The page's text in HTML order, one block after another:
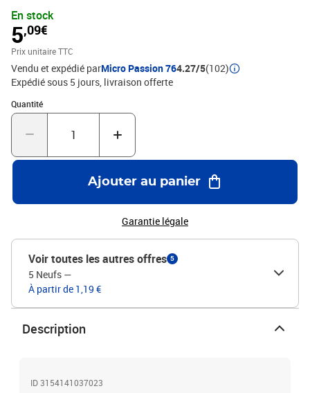
En stock
5,09€
Prix unitaire TTC
Vendu et expédié parMicro Passion 764.27/5(102)
Expédié sous 5 jours livraison offerte
Quantité
Quantité : 1
Ajouter au panier
Garantie légale
Voir toutes les autres offres 5
5 Neufs —
À partir de 1,19 €
Description
ID 3154141037023